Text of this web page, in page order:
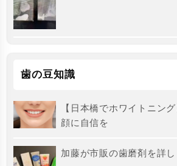
歯の豆知識
【日本橋でホワイトニン
顔に自信を
加藤が市販の歯磨剤を詳し